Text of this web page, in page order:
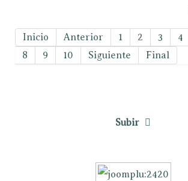
Inicio Anterior 1 2 3 4
8
9 10 Siguiente Final
Subir